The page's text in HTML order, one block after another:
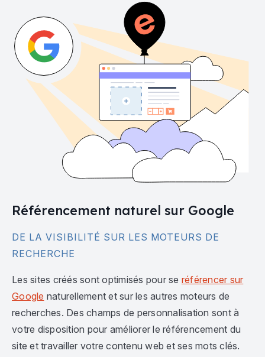
Référencement naturel sur Google
DE LA VISIBILITÉ SUR LES MOTEURS DE
RECHERCHE
Les sites créés sont optimisés pour se référencer sur
Google naturellement et sur les autres moteurs de
recherches. Des champs de personnalisation sont à
votre disposition pour améliorer le référencement du
site et travailler votre contenu web et ses mots clés.